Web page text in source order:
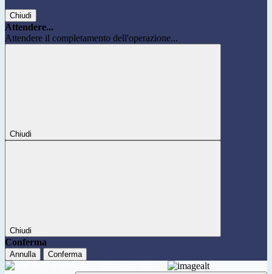
Chiudi
Attendere...
Attendere il completamento dell'operazione...
Chiudi
Chiudi
Conferma
Annulla Conferma